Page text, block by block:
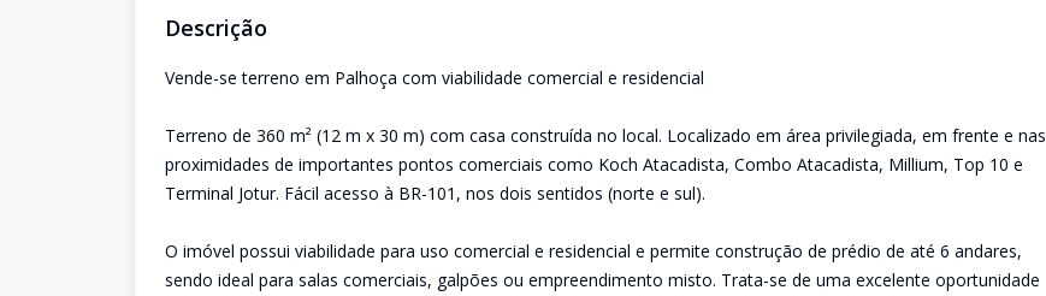
Descrição
Vende-se terreno em Palhoça com viabilidade comercial e residencial
Terreno de 360 m² (12 m x 30 m) com casa construída no local. Localizado em área privilegiada, em frente e nas
proximidades de importantes pontos comerciais como Koch Atacadista, Combo Atacadista, Millium, Top 10 e
Terminal Jotur. Fácil acesso à BR-101, nos dois sentidos (norte e sul).
O imóvel possui viabilidade para uso comercial e residencial e permite construção de prédio de até 6 andares,
sendo ideal para salas comerciais, galpões ou empreendimento misto. Trata-se de uma excelente oportunidade